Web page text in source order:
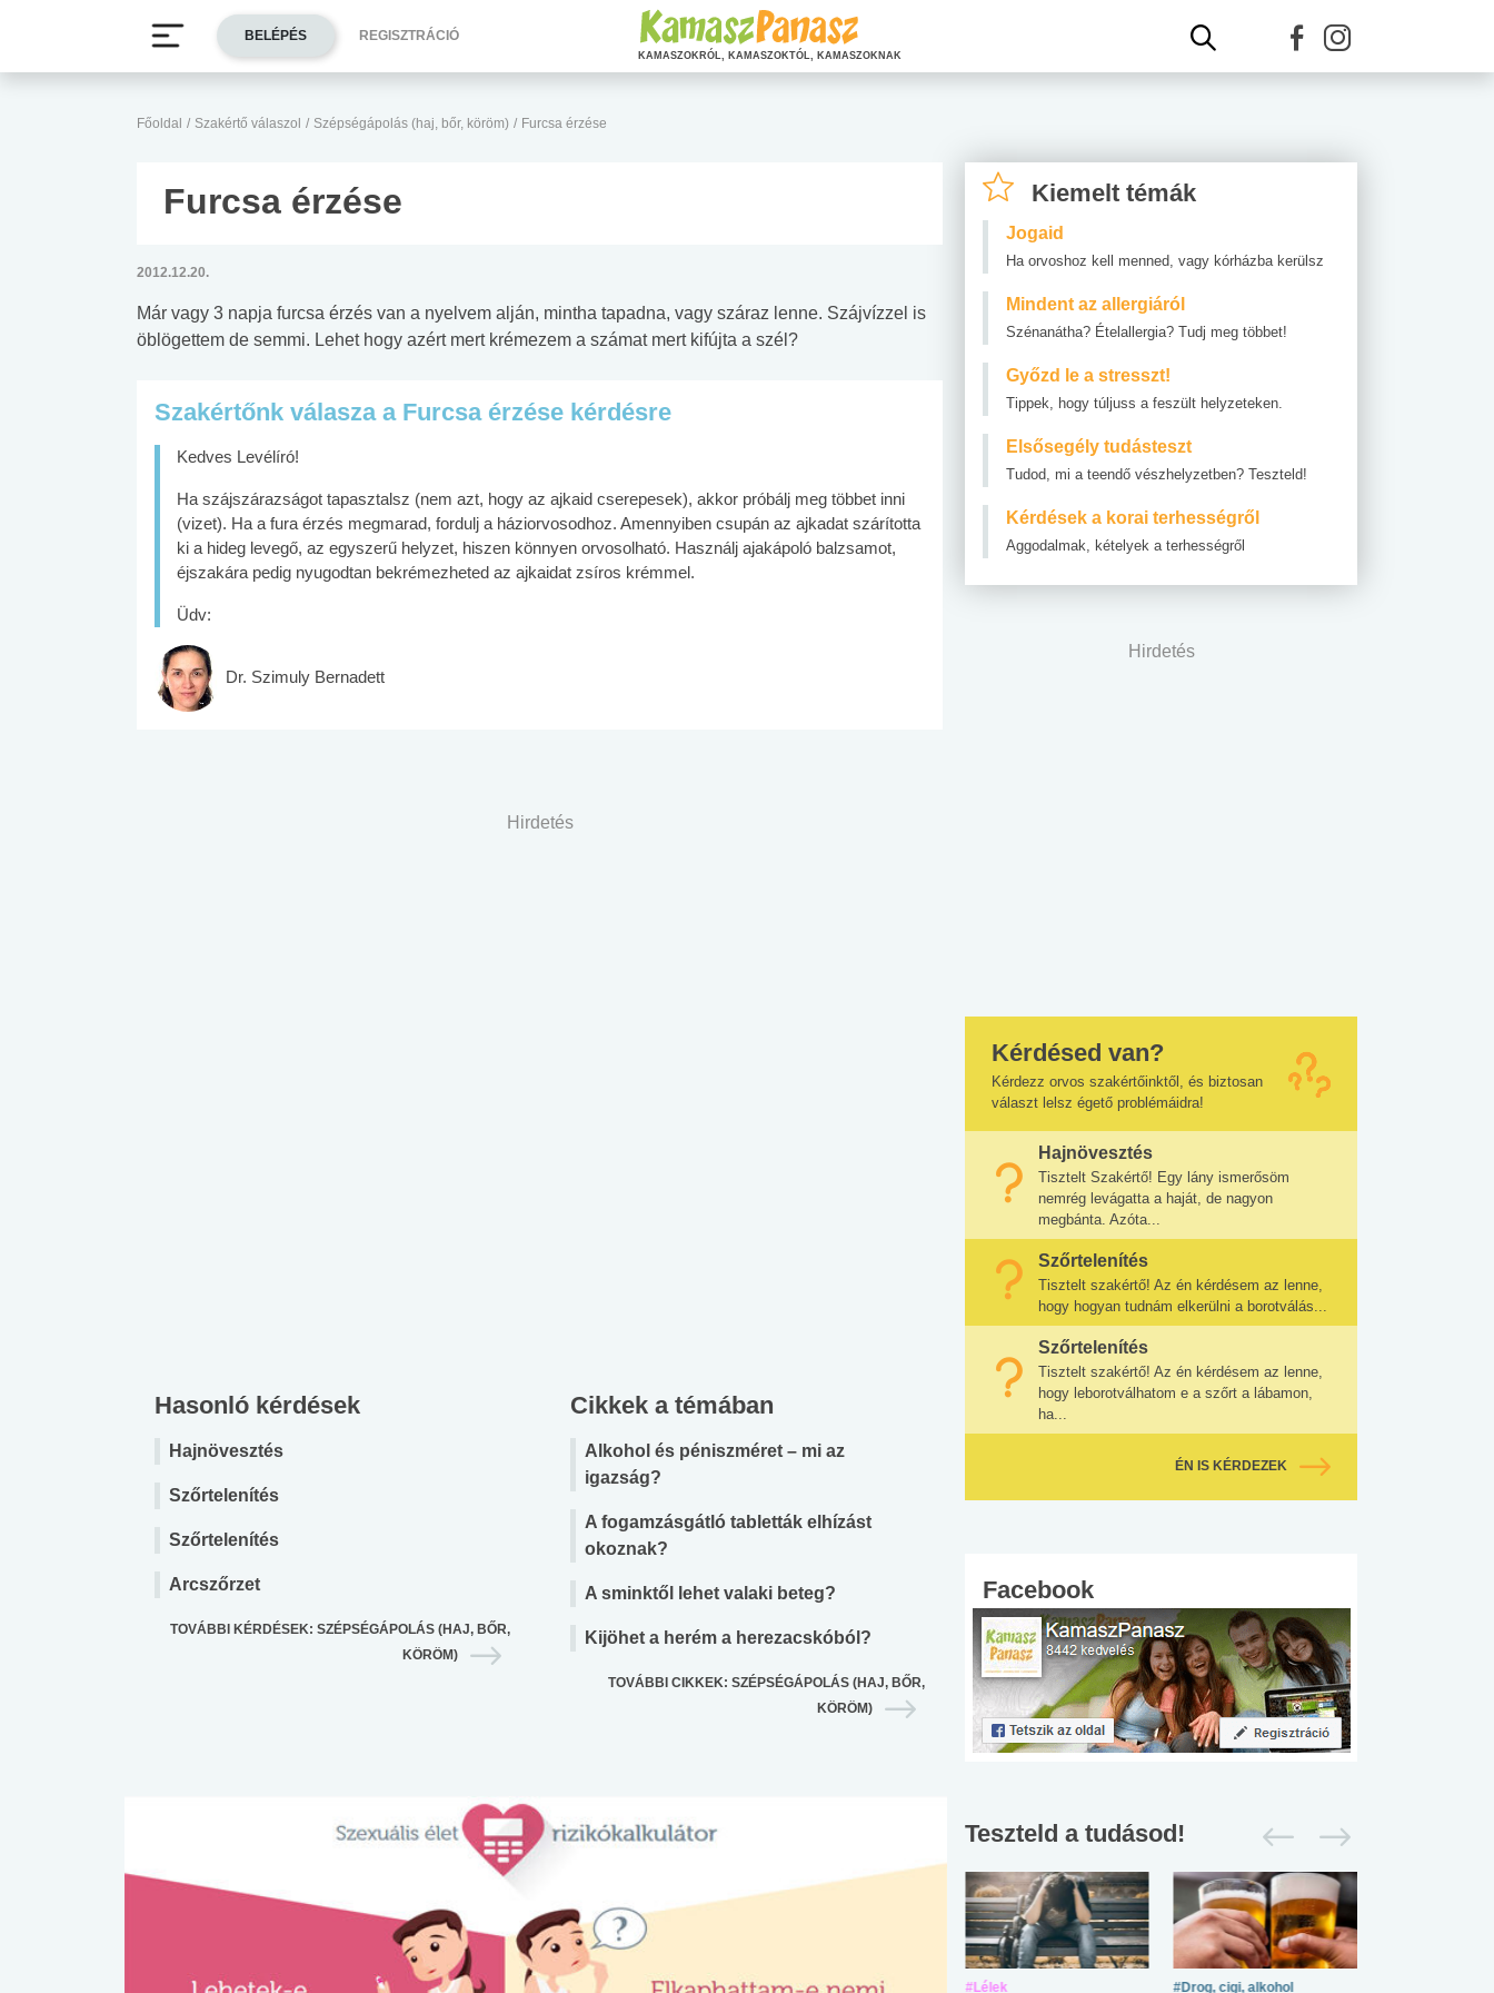
Főoldal / Szakértő válaszol / Szépségápolás (haj, bőr, köröm) / Furcsa érzése
Furcsa érzése
2012.12.20.
Már vagy 3 napja furcsa érzés van a nyelvem alján, mintha tapadna, vagy száraz lenne. Szájvízzel is
öblögettem de semmi. Lehet hogy azért mert krémezem a számat mert kifújta a szél?
Szakértőnk válasza a Furcsa érzése kérdésre
Kedves Levélíró!
Ha szájszárazságot tapasztalsz (nem azt, hogy az ajkaid cserepesek), akkor próbálj meg többet inni
(vizet). Ha a fura érzés megmarad, fordulj a háziorvosodhoz. Amennyiben csupán az ajkadat szárította
ki a hideg levegő, az egyszerű helyzet, hiszen könnyen orvosolható. Használj ajakápoló balzsamot,
éjszakára pedig nyugodtan bekrémezheted az ajkaidat zsíros krémmel.
Üdv:
Dr. Szimuly Bernadett
Hirdetés
Hasonló kérdések
Hajnövesztés
Szőrtelenítés
Szőrtelenítés
Arcszőrzet
TOVÁBBI KÉRDÉSEK: SZÉPSÉGÁPOLÁS (HAJ, BŐR,
KÖRÖM)
Cikkek a témában
Alkohol és péniszméret – mi az
igazság?
A fogamzásgátló tabletták elhízást
okoznak?
A sminktől lehet valaki beteg?
Kijöhet a herém a herezacskóból?
TOVÁBBI CIKKEK: SZÉPSÉGÁPOLÁS (HAJ, BŐR,
KÖRÖM)
Kiemelt témák
Jogaid
Ha orvoshoz kell menned, vagy kórházba kerülsz
Mindent az allergiáról
Szénanátha? Ételallergia? Tudj meg többet!
Győzd le a stresszt!
Tippek, hogy túljuss a feszült helyzeteken.
Elsősegély tudásteszt
Tudod, mi a teendő vészhelyzetben? Teszteld!
Kérdések a korai terhességről
Aggodalmak, kételyek a terhességről
Hirdetés
Kérdésed van?
Kérdezz orvos szakértőinktől, és biztosan
választ lelsz égető problémáidra!
Hajnövesztés
Tisztelt Szakértő! Egy lány ismerősöm
nemrég levágatta a haját, de nagyon
megbánta. Azóta...
Szőrtelenítés
Tisztelt szakértő! Az én kérdésem az lenne,
hogy hogyan tudnám elkerülni a borotválás...
Szőrtelenítés
Tisztelt szakértő! Az én kérdésem az lenne,
hogy leborotválhatom e a szőrt a lábamon,
ha...
ÉN IS KÉRDEZEK
Facebook
Teszteld a tudásod!
#Zöldövezet #Betegségek #Suli, munka #Suli, munka #Lélek #Drog, cigi, alkohol
BELÉPÉS REGISZTRÁCIÓ
KAMASZOKRÓL, KAMASZOKTÓL, KAMASZOKNAK